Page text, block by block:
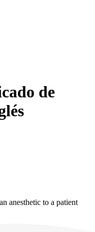
de
anesthetic to a patient